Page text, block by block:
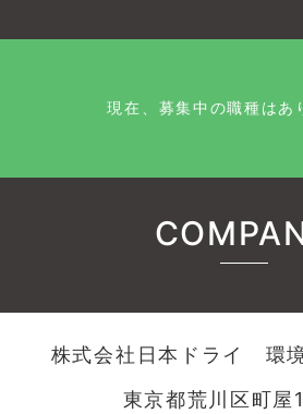
現在、募集中の職種はあ
株式会社日本ドライ 環
東京都荒川区町